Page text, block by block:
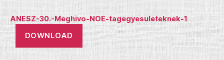
ANESZ-30.-Meghivo-NOE-tagegyesuleteknek-1
DOWNLOAD